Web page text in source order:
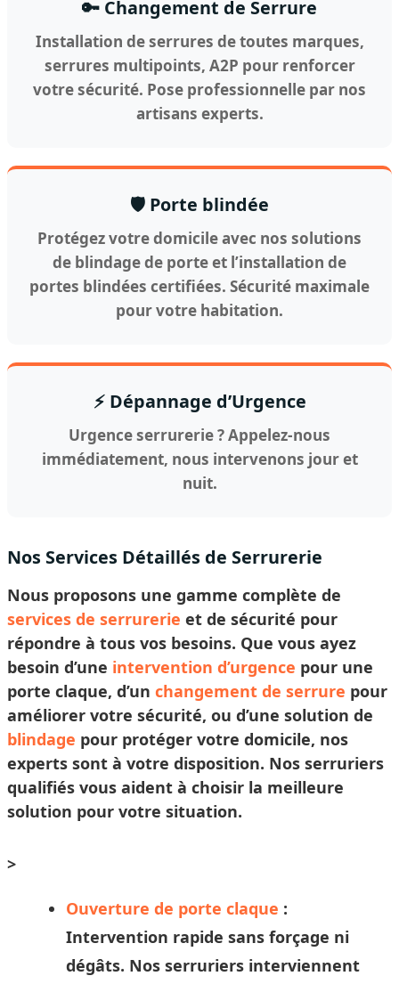
🔑 Changement de Serrure
Installation de serrures de toutes marques,
serrures multipoints, A2P pour renforcer
votre sécurité. Pose professionnelle par nos
artisans experts.
🛡️ Porte blindée
Protégez votre domicile avec nos solutions
de blindage de porte et l’installation de
portes blindées certifiées. Sécurité maximale
pour votre habitation.
⚡ Dépannage d’Urgence
Urgence serrurerie ? Appelez-nous
immédiatement, nous intervenons jour et
nuit.
Nos Services Détaillés de Serrurerie
Nous proposons une gamme complète de
services de serrurerie et de sécurité pour
répondre à tous vos besoins. Que vous ayez
besoin d’une intervention d’urgence pour une
porte claque, d’un changement de serrure pour
améliorer votre sécurité, ou d’une solution de
blindage pour protéger votre domicile, nos
experts sont à votre disposition. Nos serruriers
qualifiés vous aident à choisir la meilleure
solution pour votre situation.
>
Ouverture de porte claque :
Intervention rapide sans forçage ni
dégâts. Nos serruriers interviennent